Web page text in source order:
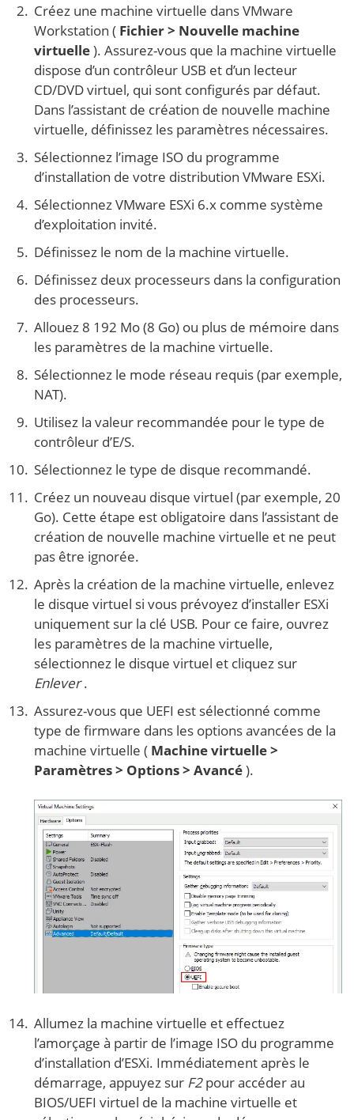
Créez une machine virtuelle dans VMware
Workstation ( Fichier > Nouvelle machine
virtuelle). Assurez-vous que la machine virtuelle
dispose d’un contrôleur USB et d’un lecteur
CD/DVD virtuel, qui sont configurés par défaut.
Dans l’assistant de création de nouvelle machine
virtuelle, définissez les paramètres nécessaires.
Sélectionnez l’image ISO du programme
d’installation de votre distribution VMware ESXi.
Sélectionnez VMware ESXi 6.x comme système
d’exploitation invité.
Définissez le nom de la machine virtuelle.
Définissez deux processeurs dans la configuration
des processeurs.
Allouez 8 192 Mo (8 Go) ou plus de mémoire dans
les paramètres de la machine virtuelle.
Sélectionnez le mode réseau requis (par exemple,
NAT).
Utilisez la valeur recommandée pour le type de
contrôleur d’E/S.
Sélectionnez le type de disque recommandé.
Créez un nouveau disque virtuel (par exemple, 20
Go). Cette étape est obligatoire dans l’assistant de
création de nouvelle machine virtuelle et ne peut
pas être ignorée.
Après la création de la machine virtuelle, enlevez
le disque virtuel si vous prévoyez d’installer ESXi
uniquement sur la clé USB. Pour ce faire, ouvrez
les paramètres de la machine virtuelle,
sélectionnez le disque virtuel et cliquez sur
Enlever.
Assurez-vous que UEFI est sélectionné comme
type de firmware dans les options avancées de la
machine virtuelle ( Machine virtuelle >
Paramètres > Options > Avancé).
Allumez la machine virtuelle et effectuez
l’amorçage à partir de l’image ISO du programme
d’installation d’ESXi. Immédiatement après le
démarrage, appuyez sur F2pour accéder au
BIOS/UEFI virtuel de la machine virtuelle et